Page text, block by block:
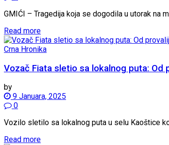
GMIĆI – Tragedija koja se dogodila u utorak na
Read more
Crna Hronika
Vozač Fiata sletio sa lokalnog puta: Od
by
9 Januara, 2025
0
Vozilo sletilo sa lokalnog puta u selu Kaoštice
Read more